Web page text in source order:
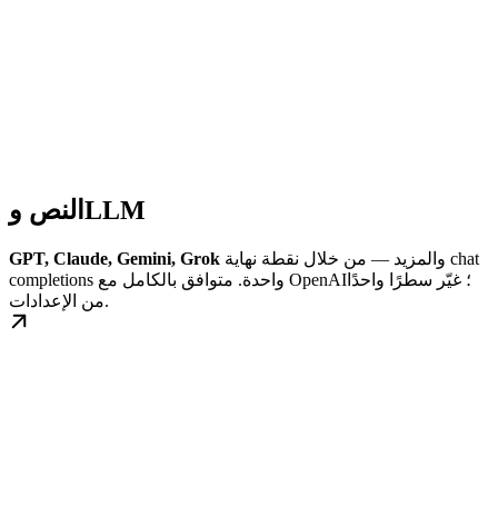
النص وLLM
GPT, Claude, Gemini, Grok
completions واحدة. متوافق بالكامل مع OpenAI؛ غيّر سطرًا واحدًا
من الإعدادات.